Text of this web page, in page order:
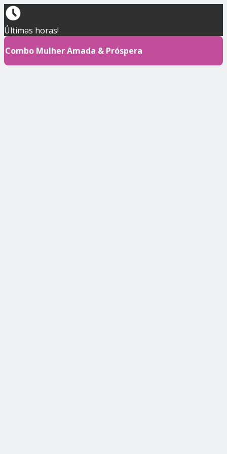
Últimas horas!
Combo Mulher Amada & Próspera